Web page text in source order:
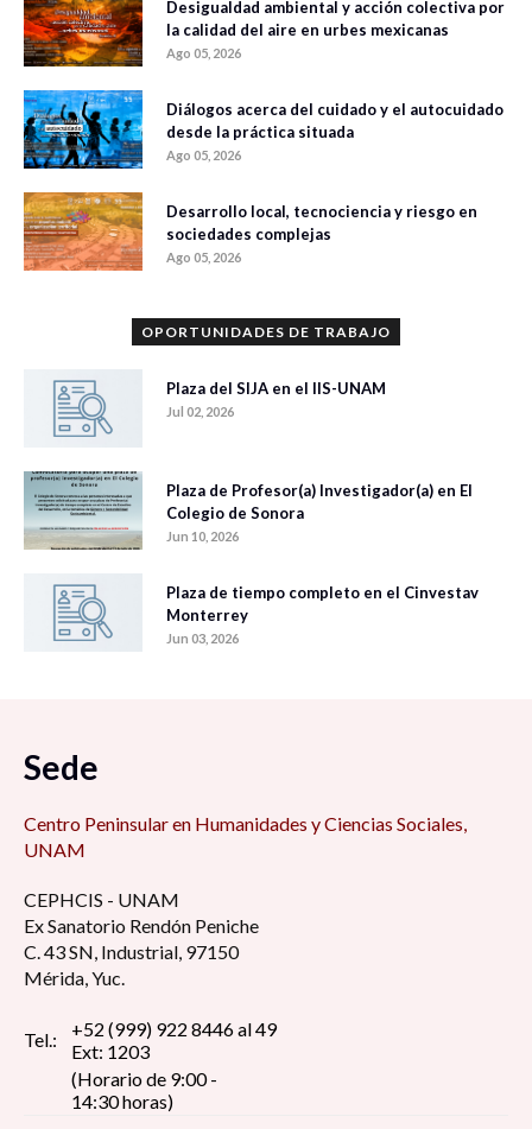
Desigualdad ambiental y acción colectiva por
la calidad del aire en urbes mexicanas
Ago 05, 2026
Diálogos acerca del cuidado y el autocuidado
desde la práctica situada
Ago 05, 2026
Desarrollo local, tecnociencia y riesgo en
sociedades complejas
Ago 05, 2026
OPORTUNIDADES DE TRABAJO
Plaza del SIJA en el IIS-UNAM
Jul 02, 2026
Plaza de Profesor(a) Investigador(a) en El
Colegio de Sonora
Jun 10, 2026
Plaza de tiempo completo en el Cinvestav
Monterrey
Jun 03, 2026
Sede
Centro Peninsular en Humanidades y Ciencias Sociales,
UNAM
CEPHCIS - UNAM
Ex Sanatorio Rendón Peniche
C. 43 SN, Industrial, 97150
Mérida, Yuc.
Tel.:
+52 (999) 922 8446 al 49
Ext: 1203
(Horario de 9:00 -
14:30 horas)